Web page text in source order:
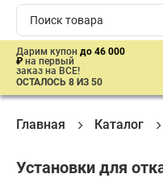
Дарим купон до 46 000
₽ на первый
заказ на ВСЕ!
ОСТАЛОСЬ 8 ИЗ 50
Главная Каталог
Установки для